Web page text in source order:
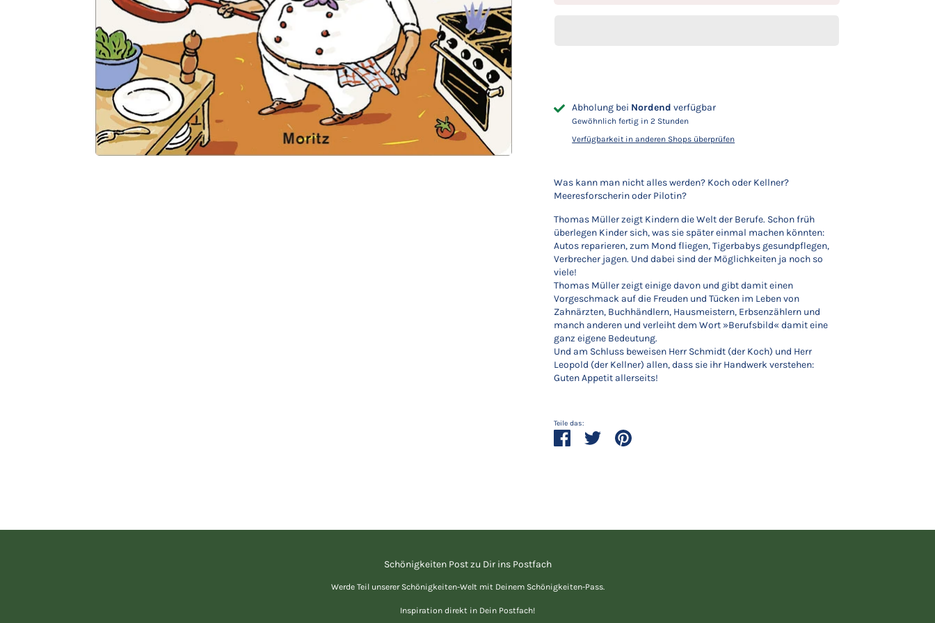
Abholung bei Nordend verfügbar
Gewöhnlich fertig in 2 Stunden
Verfügbarkeit in anderen Shops überprüfen
Was kann man nicht alles werden? Koch oder Kellner?
Meeresforscherin oder Pilotin?
Thomas Müller zeigt Kindern die Welt der Berufe. Schon früh
überlegen Kinder sich, was sie später einmal machen könnten:
Autos reparieren, zum Mond fliegen, Tigerbabys gesundpflegen,
Verbrecher jagen. Und dabei sind der Möglichkeiten ja noch so
viele!
Thomas Müller zeigt einige davon und gibt damit einen
Vorgeschmack auf die Freuden und Tücken im Leben von
Zahnärzten, Buchhändlern, Hausmeistern, Erbsenzählern und
manch anderen und verleiht dem Wort »Berufsbild« damit eine
ganz eigene Bedeutung.
Und am Schluss beweisen Herr Schmidt (der Koch) und Herr
Leopold (der Kellner) allen, dass sie ihr Handwerk verstehen:
Guten Appetit allerseits!
Teile das:
Teilen TwitternPinnen
Schönigkeiten Post zu Dir ins Postfach
Werde Teil unserer Schönigkeiten-Welt mit Deinem Schönigkeiten-Pass.
Inspiration direkt in Dein Postfach!